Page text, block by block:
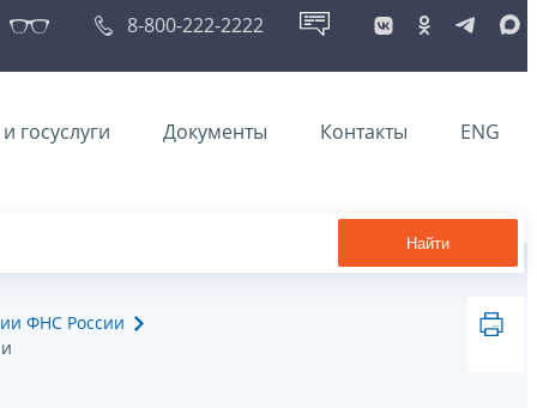
8-800-222-2222
госуслуги Документы Контакты ENG
Найти
ФНС России